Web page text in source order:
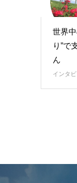
世界
り”で
ん
インタ